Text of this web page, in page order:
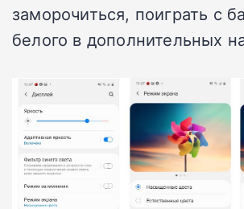
заморочиться, поиграть с
белого в дополнительных